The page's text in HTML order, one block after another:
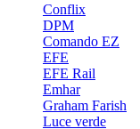
Conflix
DPM
Comando EZ
EFE
EFE Rail
Emhar
Graham Farish
Luce verde